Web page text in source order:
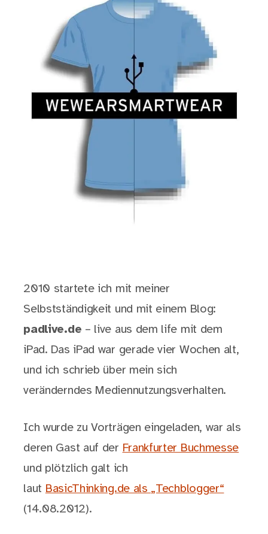
2010 startete ich mit meiner
Selbstständigkeit und mit einem Blog:
padlive.de – live aus dem life mit dem
iPad. Das iPad war gerade vier Wochen alt,
und ich schrieb über mein sich
veränderndes Mediennutzungsverhalten.
Ich wurde zu Vorträgen eingeladen, war als
deren Gast auf der Frankfurter Buchmesse
und plötzlich galt ich
laut BasicThinking.de als „Techblogger“
(14.08.2012).